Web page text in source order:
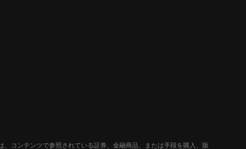
コンテンツで参照されている証券、金融商品、または手段を購入、販